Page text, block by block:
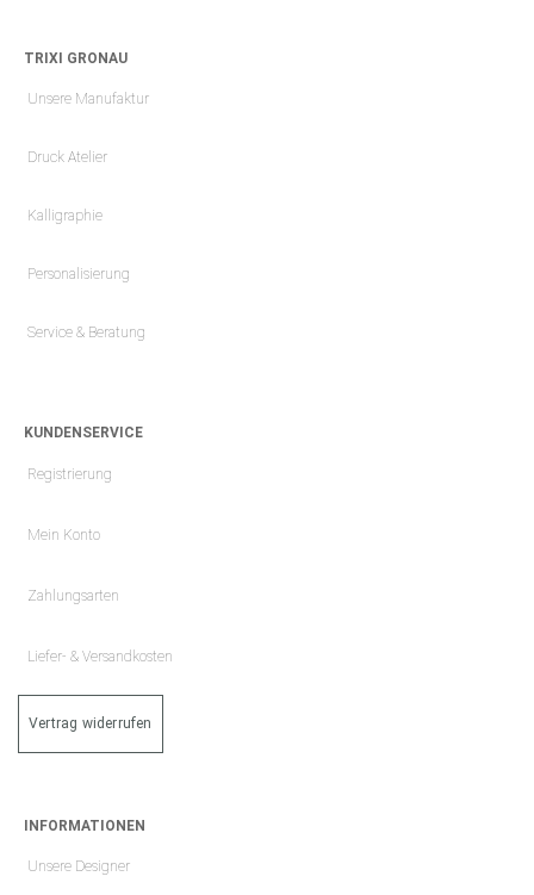
TRIXI GRONAU
Unsere Manufaktur
Druck Atelier
Kalligraphie
Personalisierung
Service & Beratung
KUNDENSERVICE
Registrierung
Mein Konto
Zahlungsarten
Liefer- & Versandkosten
Vertrag widerrufen
INFORMATIONEN
Unsere Designer